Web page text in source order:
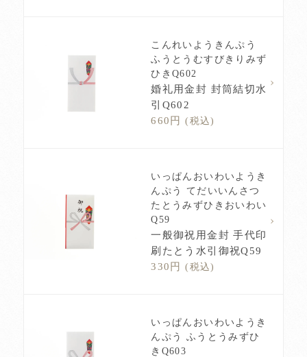
こんれいようきんぷう
ふうとうむすびきりみず
ひきQ602
婚礼用金封 封筒結切水
引Q602
660円(税込)
いっぱんおいわいようき
んぷう てだいいんさつ
たとうみずひきおいわい
Q59
一般御祝用金封 手代印
刷たとう水引御祝Q59
330円(税込)
いっぱんおいわいようき
んぷう ふうとうみずひ
きQ603